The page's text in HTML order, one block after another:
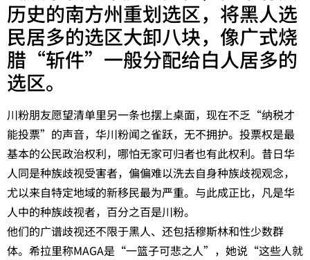
历史的南方州重划选区，将黑人选
民居多的选区大卸八块，像广式烧
腊“斩件”一般分配给白人居多的
选区。
川粉朋友愿望清单里另一条也摆上桌面，现在不乏“纳税才
能投票”的声音，华川粉闻之雀跃，无不拥护。投票权是最
基本的公民政治权利，哪怕无家可归者也有此权利。昔日华
人同是种族歧视受害者，偏偏难以洗去自身种族歧视观念，
尤以来自特定地域的新移民最为严重。与此成正比，凡是华
人中的种族歧视者，百分之百是川粉。
他们的广谱歧视还不限于黑人、还包括穆斯林和性少数群
体。希拉里称MAGA是“一篮子可悲之人”，她说“这些人就